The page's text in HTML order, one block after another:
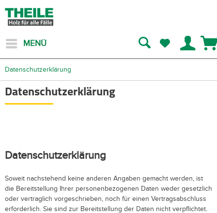
MENÜ
Datenschutzerklärung
Datenschutzerklärung
Datenschutzerklärung
Soweit nachstehend keine anderen Angaben gemacht werden, ist
die Bereitstellung Ihrer personenbezogenen Daten weder gesetzlich
oder vertraglich vorgeschrieben, noch für einen Vertragsabschluss
erforderlich. Sie sind zur Bereitstellung der Daten nicht verpflichtet.